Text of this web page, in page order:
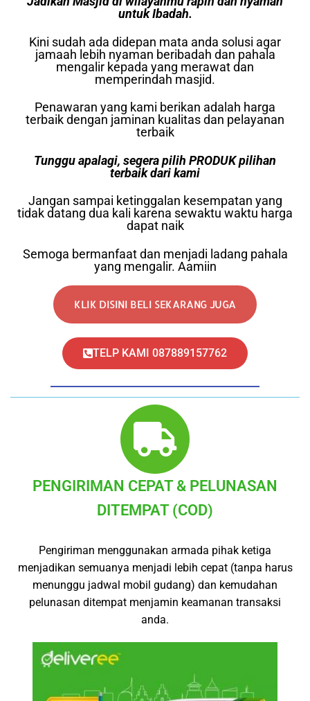
untuk Ibadah.
Kini sudah ada didepan mata anda solusi agar
jamaah lebih nyaman beribadah dan pahala
mengalir kepada yang merawat dan
memperindah masjid.
Penawaran yang kami berikan adalah harga
terbaik dengan jaminan kualitas dan pelayanan
terbaik
Tunggu apalagi, segera pilih PRODUK pilihan
terbaik dari kami
Jangan sampai ketinggalan kesempatan yang
tidak datang dua kali karena sewaktu waktu harga
dapat naik
Semoga bermanfaat dan menjadi ladang pahala
yang mengalir. Aamiin
KLIK DISINI BELI SEKARANG JUGA
TELP KAMI 087889157762
PENGIRIMAN CEPAT & PELUNASAN
DITEMPAT (COD)
Pengiriman menggunakan armada pihak ketiga
menjadikan semuanya menjadi lebih cepat (tanpa harus
menunggu jadwal mobil gudang) dan kemudahan
pelunasan ditempat menjamin keamanan transaksi
anda.